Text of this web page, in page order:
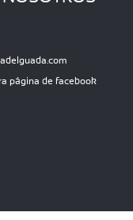
página de facebook